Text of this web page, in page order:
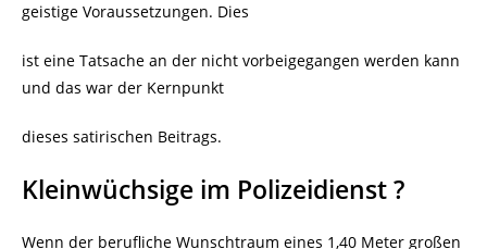
geistige Voraussetzungen. Dies
ist eine Tatsache an der nicht vorbeigegangen werden kann
und das war der Kernpunkt
dieses satirischen Beitrags.
Kleinwüchsige im Polizeidienst ?
Wenn der berufliche Wunschtraum eines 1,40 Meter großen